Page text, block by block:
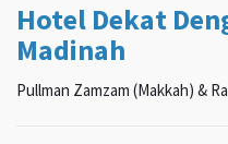
Hotel Dekat
Madinah
Pullman Zamzam (Makkah) &